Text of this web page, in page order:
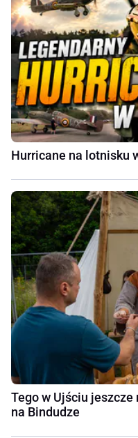
Hurricane na lotnisku
Tego w Ujściu jeszcze
na Bindudze